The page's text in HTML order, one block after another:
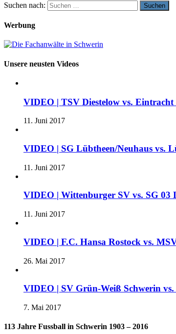
Suchen nach:
Werbung
Unsere neusten Videos
VIDEO | TSV Diestelow vs. Eintracht
11. Juni 2017
VIDEO | SG Lübtheen/Neuhaus vs.
11. Juni 2017
VIDEO | Wittenburger SV vs. SG 03
11. Juni 2017
VIDEO | F.C. Hansa Rostock vs.
26. Mai 2017
VIDEO | SV Grün-Weiß Schwerin
7. Mai 2017
113 Jahre Fussball in Schwerin 1903 – 2016